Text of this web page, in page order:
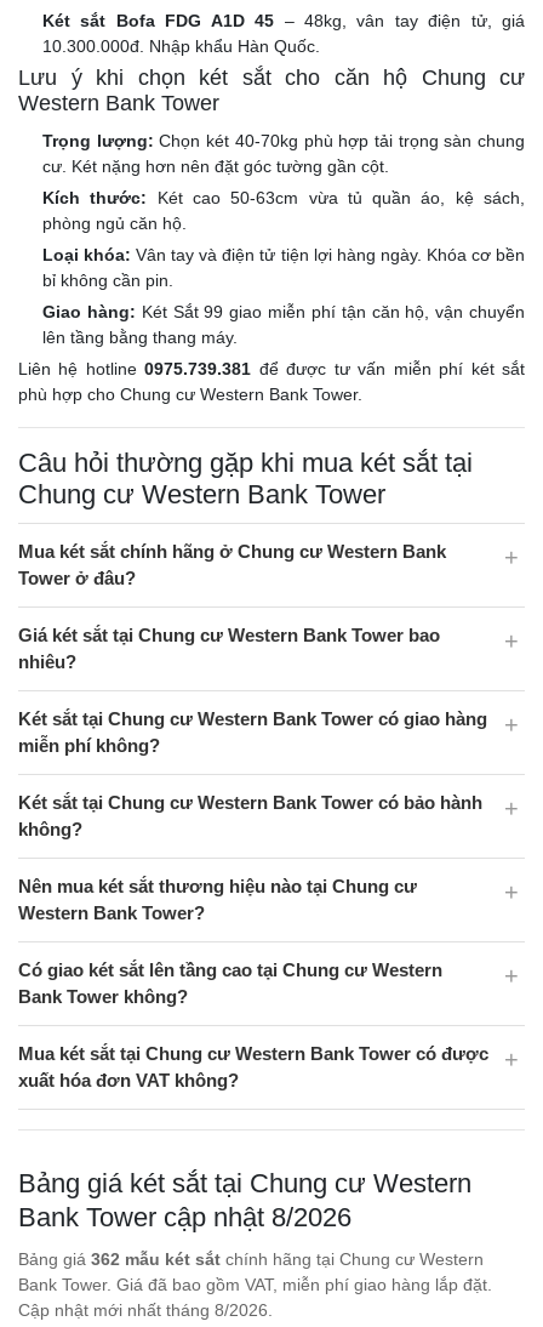
Két sắt Bofa FDG A1D 45 – 48kg, vân tay điện tử, giá
10.300.000đ. Nhập khẩu Hàn Quốc.
Lưu ý khi chọn két sắt cho căn hộ Chung cư
Western Bank Tower
Trọng lượng: Chọn két 40-70kg phù hợp tải trọng sàn chung
cư. Két nặng hơn nên đặt góc tường gần cột.
Kích thước: Két cao 50-63cm vừa tủ quần áo, kệ sách,
phòng ngủ căn hộ.
Loại khóa: Vân tay và điện tử tiện lợi hàng ngày. Khóa cơ bền
bỉ không cần pin.
Giao hàng: Két Sắt 99 giao miễn phí tận căn hộ, vận chuyển
lên tầng bằng thang máy.
Liên hệ hotline0975.739.381 để được tư vấn miễn phí két sắt
phù hợp cho Chung cư Western Bank Tower.
Câu hỏi thường gặp khi mua két sắt tại
Chung cư Western Bank Tower
Mua két sắt chính hãng ở Chung cư Western Bank
Tower ở đâu?
Giá két sắt tại Chung cư Western Bank Tower bao
nhiêu?
Két sắt tại Chung cư Western Bank Tower có giao hàng
miễn phí không?
Két sắt tại Chung cư Western Bank Tower có bảo hành
không?
Nên mua két sắt thương hiệu nào tại Chung cư
Western Bank Tower?
Có giao két sắt lên tầng cao tại Chung cư Western
Bank Tower không?
Mua két sắt tại Chung cư Western Bank Tower có được
xuất hóa đơn VAT không?
Bảng giá két sắt tại Chung cư Western
Bank Tower cập nhật 8/2026
Bảng giá 362 mẫu két sắt chính hãng tại Chung cư Western
Bank Tower. Giá đã bao gồm VAT, miễn phí giao hàng lắp đặt.
Cập nhật mới nhất tháng 8/2026.